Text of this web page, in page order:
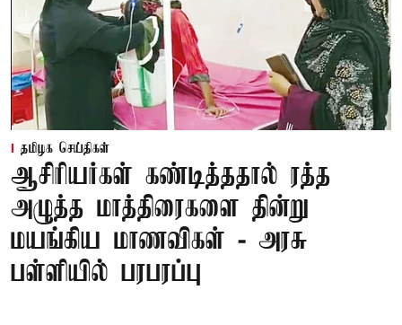
தமிழக செய்திகள்
ஆசிரியர்கள் கண்டித்ததால் ரத்த
அழுத்த மாத்திரைகளை தின்று
மயங்கிய மாணவிகள் - அரசு
பள்ளியில் பரபரப்பு